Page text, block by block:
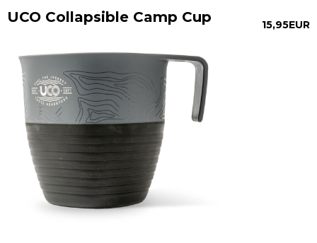
15,95EUR
UCO Collapsible Camp Cup